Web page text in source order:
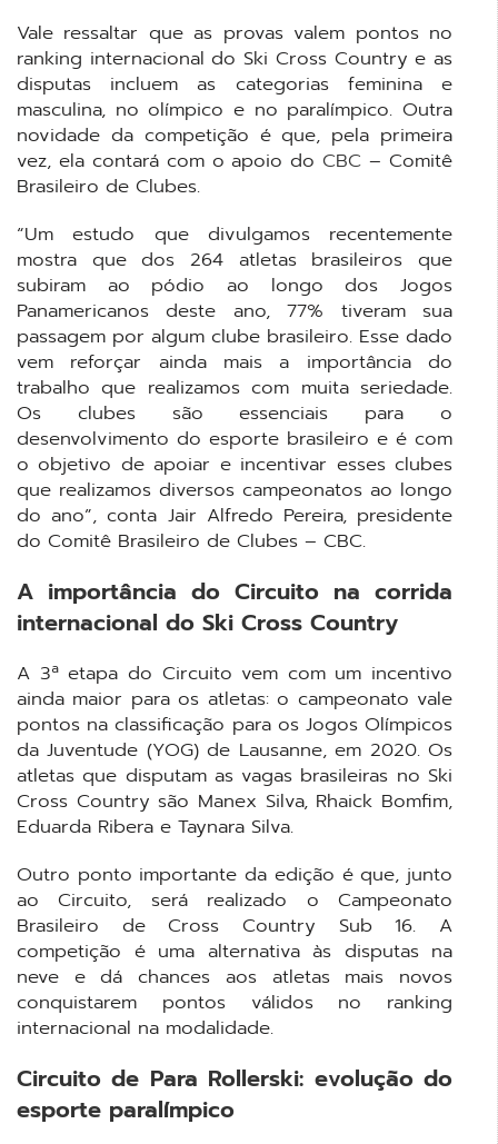
Vale ressaltar que as provas valem pontos no
ranking internacional do Ski Cross Country e as
disputas incluem as categorias feminina e
masculina, no olímpico e no paralímpico. Outra
novidade da competição é que, pela primeira
vez, ela contará com o apoio do CBC – Comitê
Brasileiro de Clubes.
“Um estudo que divulgamos recentemente
mostra que dos 264 atletas brasileiros que
subiram ao pódio ao longo dos Jogos
Panamericanos deste ano, 77% tiveram sua
passagem por algum clube brasileiro. Esse dado
vem reforçar ainda mais a importância do
trabalho que realizamos com muita seriedade.
Os clubes são essenciais para o
desenvolvimento do esporte brasileiro e é com
o objetivo de apoiar e incentivar esses clubes
que realizamos diversos campeonatos ao longo
do ano”, conta Jair Alfredo Pereira, presidente
do Comitê Brasileiro de Clubes – CBC.
A importância do Circuito na corrida
internacional do Ski Cross Country
A 3ª etapa do Circuito vem com um incentivo
ainda maior para os atletas: o campeonato vale
pontos na classificação para os Jogos Olímpicos
da Juventude (YOG) de Lausanne, em 2020. Os
atletas que disputam as vagas brasileiras no Ski
Cross Country são Manex Silva, Rhaick Bomfim,
Eduarda Ribera e Taynara Silva.
Outro ponto importante da edição é que, junto
ao Circuito, será realizado o Campeonato
Brasileiro de Cross Country Sub 16. A
competição é uma alternativa às disputas na
neve e dá chances aos atletas mais novos
conquistarem pontos válidos no ranking
internacional na modalidade.
Circuito de Para Rollerski: evolução do
esporte paralímpico